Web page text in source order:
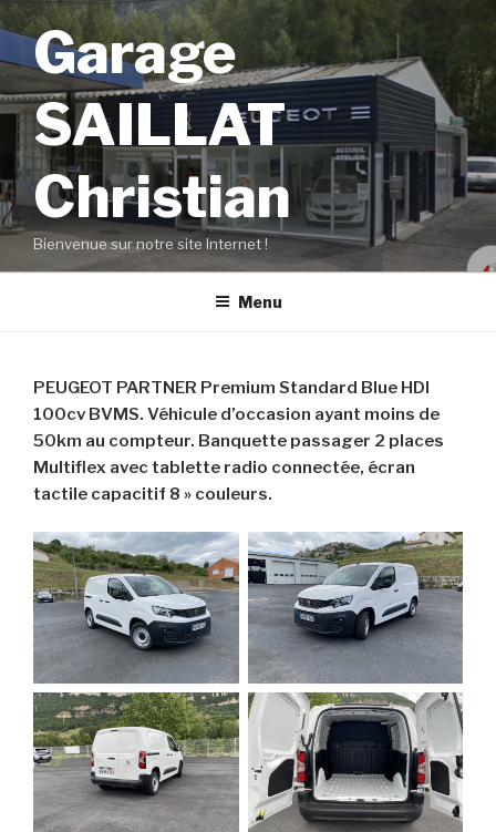
Aller
au
contenu
principal
Garage
SAILLAT
Christian
Bienvenue sur notre site Internet !
Menu
PEUGEOT PARTNER Premium Standard Blue HDI
100cv BVMS. Véhicule d’occasion ayant moins de
50km au compteur. Banquette passager 2 places
Multiflex avec tablette radio connectée, écran
tactile capacitif 8 » couleurs.